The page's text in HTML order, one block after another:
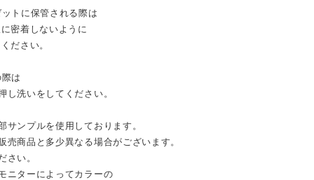
トに保管される際は
着しないように
さい。
は
洗いをしてください。
サンプルを使用しております。
商品と多少異なる場合がございます。
い。
ニターによってカラーの